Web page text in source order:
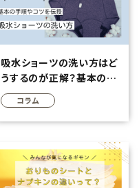
吸水ショーツの洗い方はど
うするのが正解？基本の手
順やコツを知って不安を解
消しよう
コラム